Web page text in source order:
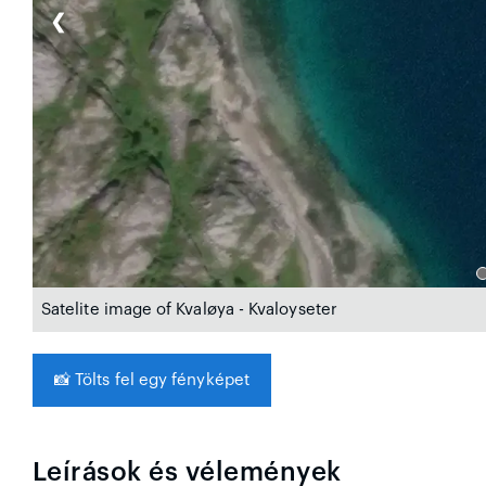
❮
Satelite image of Kvaløya - Kvaloyseter
📸 Tölts fel egy fényképet
Leírások és vélemények